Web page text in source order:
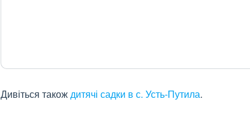
Дивіться такождитячі садки в с. Усть-Путила.